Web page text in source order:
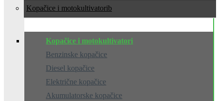
Kopačice i motokultivatori
Kopačice i motokultivatori
Benzinske kopačice
Diesel kopačice
Električne kopačice
Akumulatorske kopačice